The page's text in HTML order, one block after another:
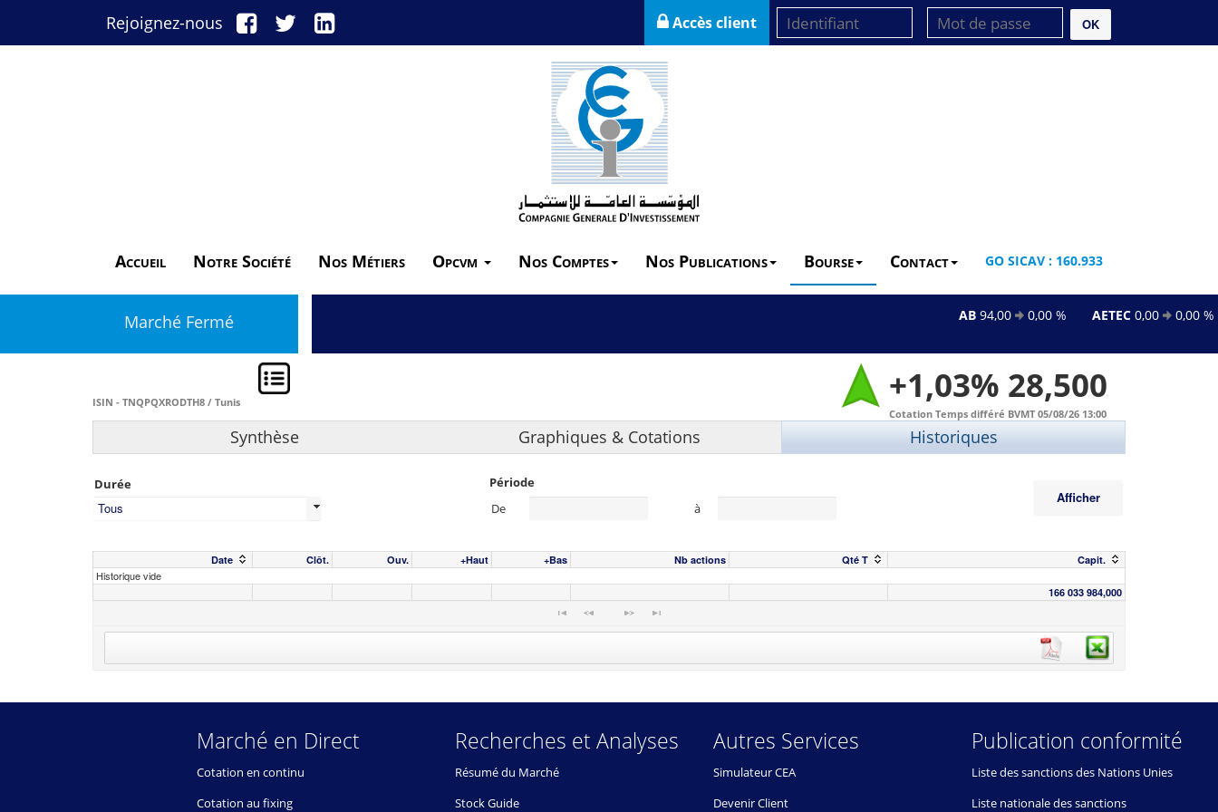
Rejoignez-nous Accès client OK
Accueil Notre Société Nos Métiers Opcvm Nos Comptes Nos Publications Bourse Contact GO SICAV : 160.933
Marché Fermé AB 94,00 0,00 % AETEC 0,00 0,00 %
ISIN - TNQPQXRODTH8 / Tunis +1,03% 28,500
Cotation Temps différé BVMT 05/08/26 13:00
Synthèse Graphiques & Cotations Historiques
Durée
Tous
Période
De
à
Afficher
Date Clôt. Ouv. +Haut +Bas Nb actions Qté T Capit.
166 033 984,000
Historique vide
Marché en Direct
Cotation en continu
Cotation au fixing
Recherches et Analyses
Résumé du Marché
Stock Guide
Autres Services
Simulateur CEA
Devenir Client
Publication conformité
Liste des sanctions des Nations Unies
Liste nationale des sanctions